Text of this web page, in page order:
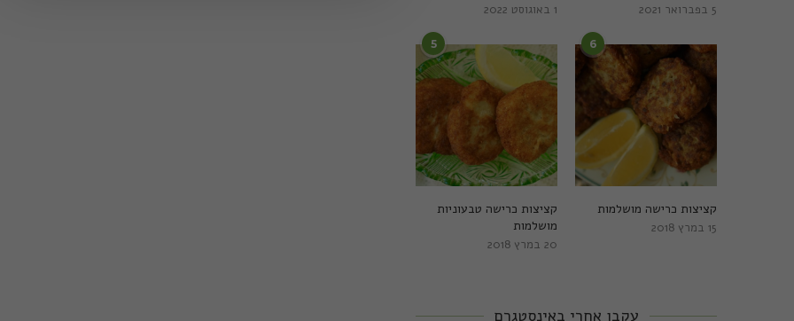
1 באוגוסט 2022 5 בפברואר 2021
5
קציצות כרישה טבעוניות
מושלמות
20 במרץ 2018
6
קציצות כרישה מושלמות
15 במרץ 2018
עקבו אחרי באינסטגרם